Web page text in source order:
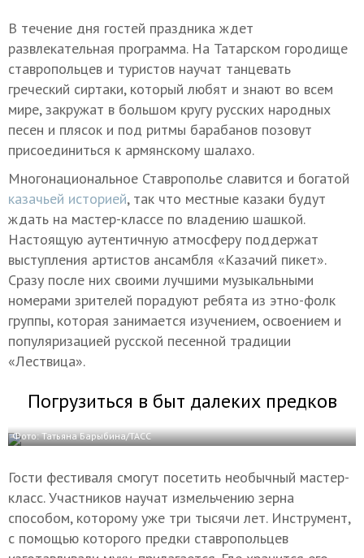
В течение дня гостей праздника ждет
развлекательная программа. На Татарском городище
ставропольцев и туристов научат танцевать
греческий сиртаки, который любят и знают во всем
мире, закружат в большом кругу русских народных
песен и плясок и под ритмы барабанов позовут
присоединиться к армянскому шалахо.
Многонациональное Ставрополье славится и богатой
казачьей историей, так что местные казаки будут
ждать на мастер-классе по владению шашкой.
Настоящую аутентичную атмосферу поддержат
выступления артистов ансамбля «Казачий пикет».
Сразу после них своими лучшими музыкальными
номерами зрителей порадуют ребята из этно-фолк
группы, которая занимается изучением, освоением и
популяризацией русской песенной традиции
«Лествица».
Погрузиться в быт далеких предков
Фото: Татьяна Барыбина/ТАСС
Гости фестиваля смогут посетить необычный мастер-
класс. Участников научат измельчению зерна
способом, которому уже три тысячи лет. Инструмент,
с помощью которого предки ставропольцев